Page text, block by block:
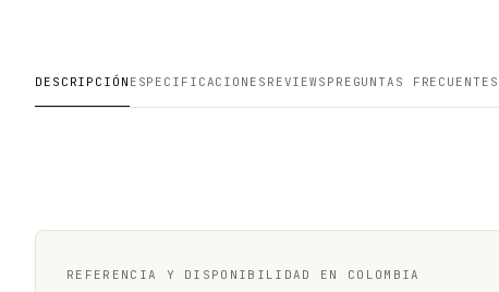
DESCRIPCIÓN ESPECIFICACIONES REVIEWS PREGUNTAS FRECUENTES
REFERENCIA Y DISPONIBILIDAD EN COLOMBIA